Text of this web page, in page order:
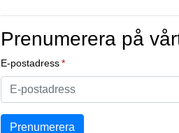
Prenumerera på
E-postadress